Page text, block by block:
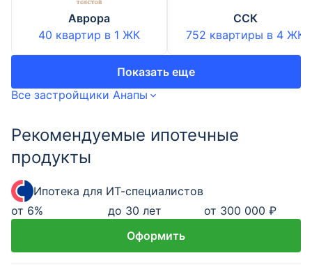
Аврора
40 квартир в 1 ЖК
ССК
752 квартиры в 4 ЖК
Показать еще
Все застройщики Анапы
Рекомендуемые ипотечные
продукты
Ипотека для ИТ-специалистов
от 6% до 30 лет
от 300 000 ₽
Оформить